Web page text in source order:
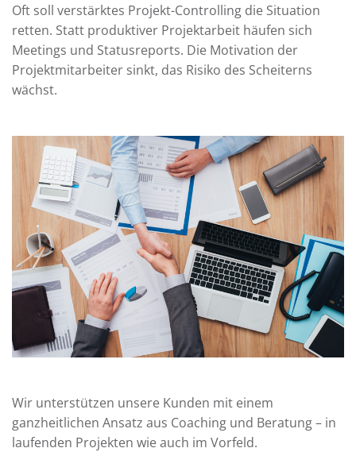
Oft soll verstärktes Projekt-Controlling die Situation
retten. Statt produktiver Projektarbeit häufen sich
Meetings und Statusreports. Die Motivation der
Projektmitarbeiter sinkt, das Risiko des Scheiterns
wächst.
Wir unterstützen unsere Kunden mit einem
ganzheitlichen Ansatz aus Coaching und Beratung – in
laufenden Projekten wie auch im Vorfeld.